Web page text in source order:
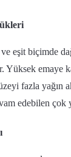
eşit biçimde
emaye
fazla yağın
edebilen